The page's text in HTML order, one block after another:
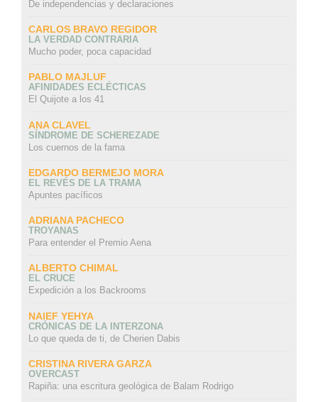
De independencias y declaraciones
CARLOS BRAVO REGIDOR
LA VERDAD CONTRARIA
Mucho poder, poca capacidad
PABLO MAJLUF
AFINIDADES ECLÉCTICAS
El Quijote a los 41
ANA CLAVEL
SÍNDROME DE SCHEREZADE
Los cuernos de la fama
EDGARDO BERMEJO MORA
EL REVÉS DE LA TRAMA
Apuntes pacíficos
ADRIANA PACHECO
TROYANAS
Para entender el Premio Aena
ALBERTO CHIMAL
EL CRUCE
Expedición a los Backrooms
NAIEF YEHYA
CRÓNICAS DE LA INTERZONA
Lo que queda de ti, de Cherien Dabis
CRISTINA RIVERA GARZA
OVERCAST
Rapiña: una escritura geológica de Balam Rodrigo